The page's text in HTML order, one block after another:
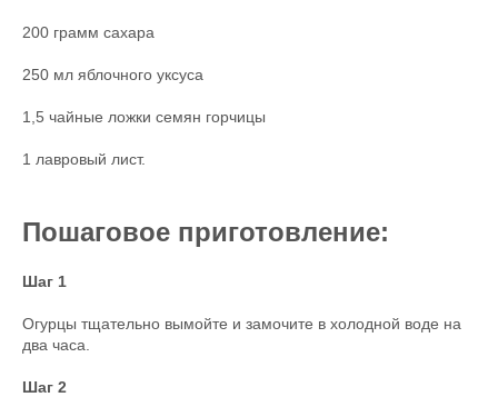
200 грамм сахара
250 мл яблочного уксуса
1,5 чайные ложки семян горчицы
1 лавровый лист.
Пошаговое приготовление:
Шаг 1
Огурцы тщательно вымойте и замочите в холодной воде на
два часа.
Шаг 2